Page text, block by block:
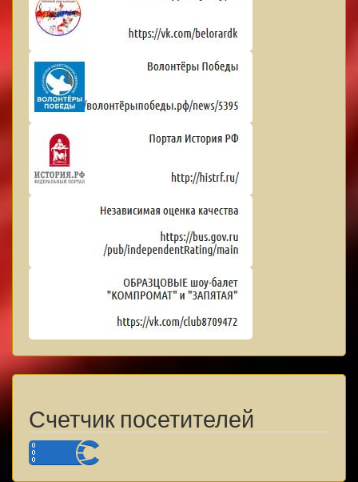
Счетчик посетителей